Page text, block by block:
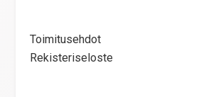
Toimitusehdot
Rekisteriseloste